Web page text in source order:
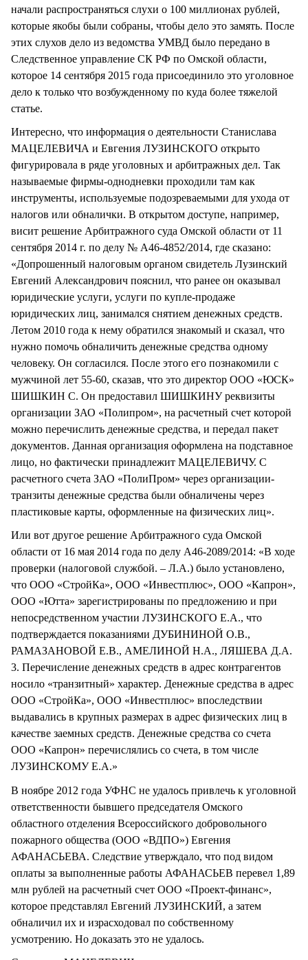
начали распространяться слухи о 100 миллионах рублей,
которые якобы были собраны, чтобы дело это замять. После
этих слухов дело из ведомства УМВД было передано в
Следственное управление СК РФ по Омской области,
которое 14 сентября 2015 года присоединило это уголовное
дело к только что возбужденному по куда более тяжелой
статье.
Интересно, что информация о деятельности Станислава
МАЦЕЛЕВИЧА и Евгения ЛУЗИНСКОГО открыто
фигурировала в ряде уголовных и арбитражных дел. Так
называемые фирмы-однодневки проходили там как
инструменты, используемые подозреваемыми для ухода от
налогов или обналички. В открытом доступе, например,
висит решение Арбитражного суда Омской области от 11
сентября 2014 г. по делу № А46-4852/2014, где сказано:
«Допрошенный налоговым органом свидетель Лузинский
Евгений Александрович пояснил, что ранее он оказывал
юридические услуги, услуги по купле-продаже
юридических лиц, занимался снятием денежных средств.
Летом 2010 года к нему обратился знакомый и сказал, что
нужно помочь обналичить денежные средства одному
человеку. Он согласился. После этого его познакомили с
мужчиной лет 55-60, сказав, что это директор ООО «ЮСК»
ШИШКИН С. Он предоставил ШИШКИНУ реквизиты
организации ЗАО «Полипром», на расчетный счет которой
можно перечислить денежные средства, и передал пакет
документов. Данная организация оформлена на подставное
лицо, но фактически принадлежит МАЦЕЛЕВИЧУ. С
расчетного счета ЗАО «ПолиПром» через организации-
транзиты денежные средства были обналичены через
пластиковые карты, оформленные на физических лиц».
Или вот другое решение Арбитражного суда Омской
области от 16 мая 2014 года по делу А46-2089/2014: «В ходе
проверки (налоговой службой. – Л.А.) было установлено,
что ООО «СтройКа», ООО «Инвестплюс», ООО «Капрон»,
ООО «Ютта» зарегистрированы по предложению и при
непосредственном участии ЛУЗИНСКОГО Е.А., что
подтверждается показаниями ДУБИНИНОЙ О.В.,
РАМАЗАНОВОЙ Е.В., АМЕЛИНОЙ Н.А., ЛЯШЕВА Д.А.
3. Перечисление денежных средств в адрес контрагентов
носило «транзитный» характер. Денежные средства в адрес
ООО «СтройКа», ООО «Инвестплюс» впоследствии
выдавались в крупных размерах в адрес физических лиц в
качестве заемных средств. Денежные средства со счета
ООО «Капрон» перечислялись со счета, в том числе
ЛУЗИНСКОМУ Е.А.»
В ноябре 2012 года УФНС не удалось привлечь к уголовной
ответственности бывшего председателя Омского
областного отделения Всероссийского добровольного
пожарного общества (ООО «ВДПО») Евгения
АФАНАСЬЕВА. Следствие утверждало, что под видом
оплаты за выполненные работы АФАНАСЬЕВ перевел 1,89
млн рублей на расчетный счет ООО «Проект-финанс»,
которое представлял Евгений ЛУЗИНСКИЙ, а затем
обналичил их и израсходовал по собственному
усмотрению. Но доказать это не удалось.